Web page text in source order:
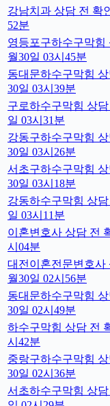
강남치과 상담 전 확
52분
영등포구하수구막힘
월30일 03시45분
동대문하수구막힘
30일 03시39분
구로하수구막힘 상
일 03시31분
강동구하수구막힘
30일 03시26분
서초구하수구막힘
30일 03시18분
강동하수구막힘 상
일 03시11분
이혼변호사 상담 전
시04분
대전이혼전문변호사
월30일 02시56분
동대문하수구막힘
30일 02시49분
하수구막힘 상담 전
시42분
중랑구하수구막힘
30일 02시36분
서초하수구막힘 상